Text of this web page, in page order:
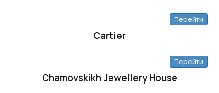
Перейти
Cartier
Перейти
Chamovskikh Jewellery House